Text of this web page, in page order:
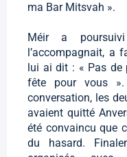
ma Bar Mitsvah ».
Méir a
l’accompagnait, a
lui ai dit : « Pas de
fête pour vous ».
conversation, les
avaient quitté
été convaincu que
du hasard.